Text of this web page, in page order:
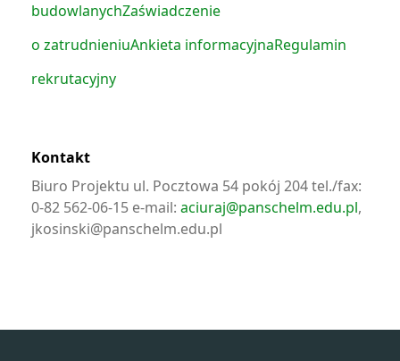
budowlanychZaświadczenie
o zatrudnieniuAnkieta informacyjnaRegulamin
rekrutacyjny
Kontakt
Biuro Projektu ul. Pocztowa 54 pokój 204 tel./fax:
0-82 562-06-15 e-mail: aciuraj@panschelm.edu.pl,
jkosinski@panschelm.edu.pl